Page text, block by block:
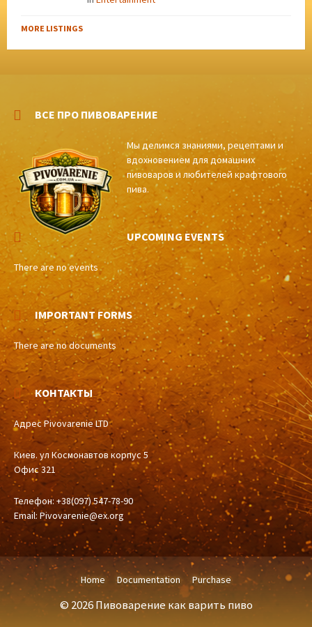
MORE LISTINGS
ВСЕ ПРО ПИВОВАРЕНИЕ
Мы делимся знаниями, рецептами и
вдохновением для домашних
пивоваров и любителей крафтового
пива.
UPCOMING EVENTS
There are no events
IMPORTANT FORMS
There are no documents
КОНТАКТЫ
Адрес Pivovarenie LTD
Киев. ул Космонавтов корпус 5
Офис 321
Телефон: +38(097) 547-78-90
Email: Pivovarenie@ex.org
Home Documentation Purchase
© 2026 Пивоварение как варить пиво